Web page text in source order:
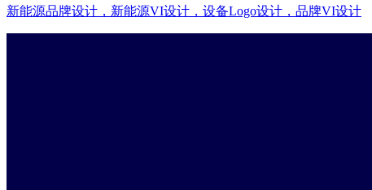
新能源品牌设计，新能源VI设计，设备Logo设计，品牌VI设计